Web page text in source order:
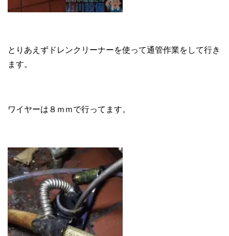
とりあえずドレンクリーナーを使って通管作業をして行き
ます。
ワイヤーは８ｍｍで行ってます。